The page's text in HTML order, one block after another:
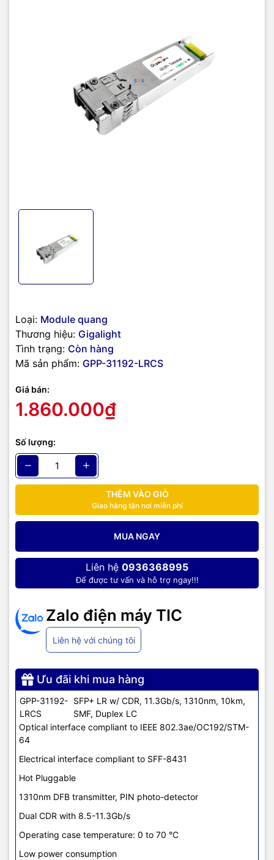
Loại: Module quang
Thương hiệu: Gigalight
Tình trạng: Còn hàng
Mã sản phẩm: GPP-31192-LRCS
Giá bán:
1.860.000₫
Số lượng:
THÊM VÀO GIỎ
Giao hàng tận nơi miễn phí
MUA NGAY
Liên hệ 0936368995
Để được tư vấn và hỗ trợ ngay!!!
Zalo điện máy TIC
Liên hệ với chúng tôi
Ưu đãi khi mua hàng
GPP-31192-
LRCS
SFP+ LR w/ CDR, 11.3Gb/s, 1310nm, 10km,
SMF, Duplex LC
Optical interface compliant to IEEE 802.3ae/OC192/STM-
64
Electrical interface compliant to SFF-8431
Hot Pluggable
1310nm DFB transmitter, PIN photo-detector
Dual CDR with 8.5-11.3Gb/s
Operating case temperature: 0 to 70 °C
Low power consumption